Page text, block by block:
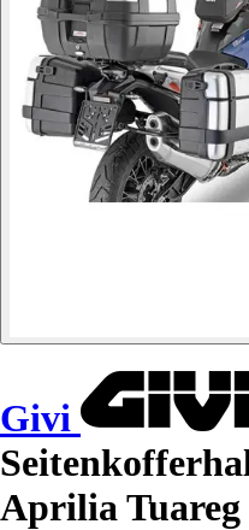
Givi
Aprilia Tuareg